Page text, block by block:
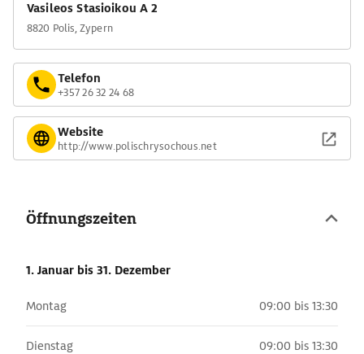
Vasileos Stasioikou A 2
8820 Polis, Zypern
Telefon
+357 26 32 24 68
Website
http://www.polischrysochous.net
Öffnungszeiten
1. Januar bis 31. Dezember
Montag 09:00 bis 13:30
Dienstag 09:00 bis 13:30